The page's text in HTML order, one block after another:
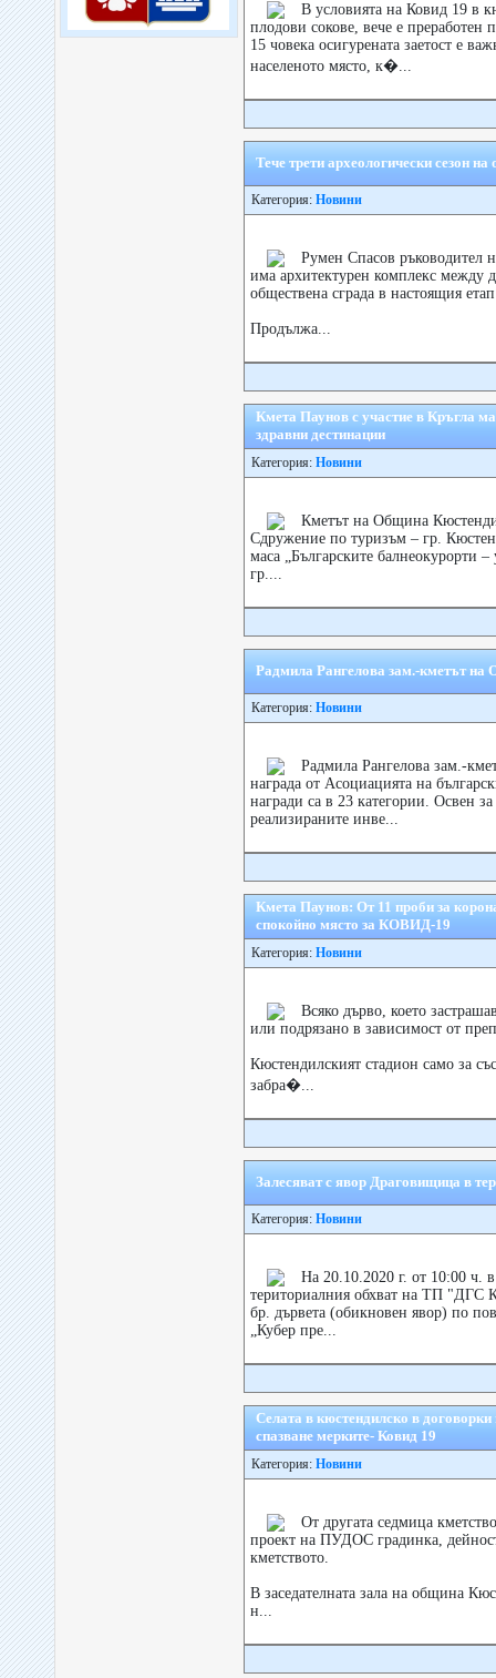
В условията на Ковид 19 в
плодови сокове, вече е преработен
15 човека осигурената заетост е
населеното място, к�...
Тече трети археологически сезон
Категория: Новини
Румен Спасов ръководител
има архитектурен комплекс между
обществена сграда в настоящия
Продължа...
Кмета Паунов с участие в Кръгла
здравни дестинации
Категория: Новини
Кметът на Община
Сдружение по туризъм – гр.
маса „Българските балнеокурорти
гр....
Радмила Рангелова зам.-кметът
Категория: Новини
Радмила Рангелова зам.-
награда от Асоциацията на
награди са в 23 категории. Освен
реализираните инве...
Кмета Паунов: Oт 11 проби за
спокойно място за КОВИД-19
Категория: Новини
Всяко дърво, което
или подрязано в зависимост от
Кюстендилският стадион само за
забра�...
Залесяват с явор Драговищица в
Категория: Новини
На 20.10.2020 г. от 10:00 ч.
териториалния обхват на ТП "ДГС
бр. дървета (обикновен явор) по
„Кубер пре...
Селата в кюстендилско в
спазване мерките- Ковид 19
Категория: Новини
От другата седмица
проект на ПУДОС градинка,
кметството.
В заседателната зала на община
н...